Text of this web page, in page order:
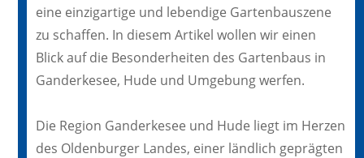
eine einzigartige und lebendige Gartenbauszene
zu schaffen. In diesem Artikel wollen wir einen
Blick auf die Besonderheiten des Gartenbaus in
Ganderkesee, Hude und Umgebung werfen.
Die Region Ganderkesee und Hude liegt im Herzen
des Oldenburger Landes, einer ländlich geprägten